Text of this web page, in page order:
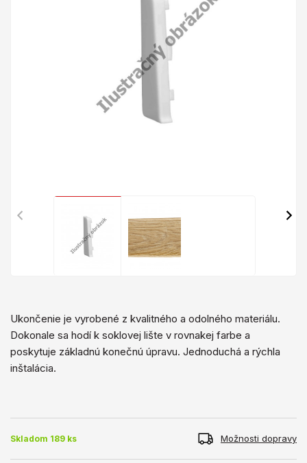
Ukončenie je vyrobené z kvalitného a ​​odolného materiálu.
Dokonale sa hodí k soklovej lište v rovnakej farbe a
poskytuje základnú konečnú úpravu. Jednoduchá a rýchla
inštalácia.
Skladom 189 ks Možnosti dopravy